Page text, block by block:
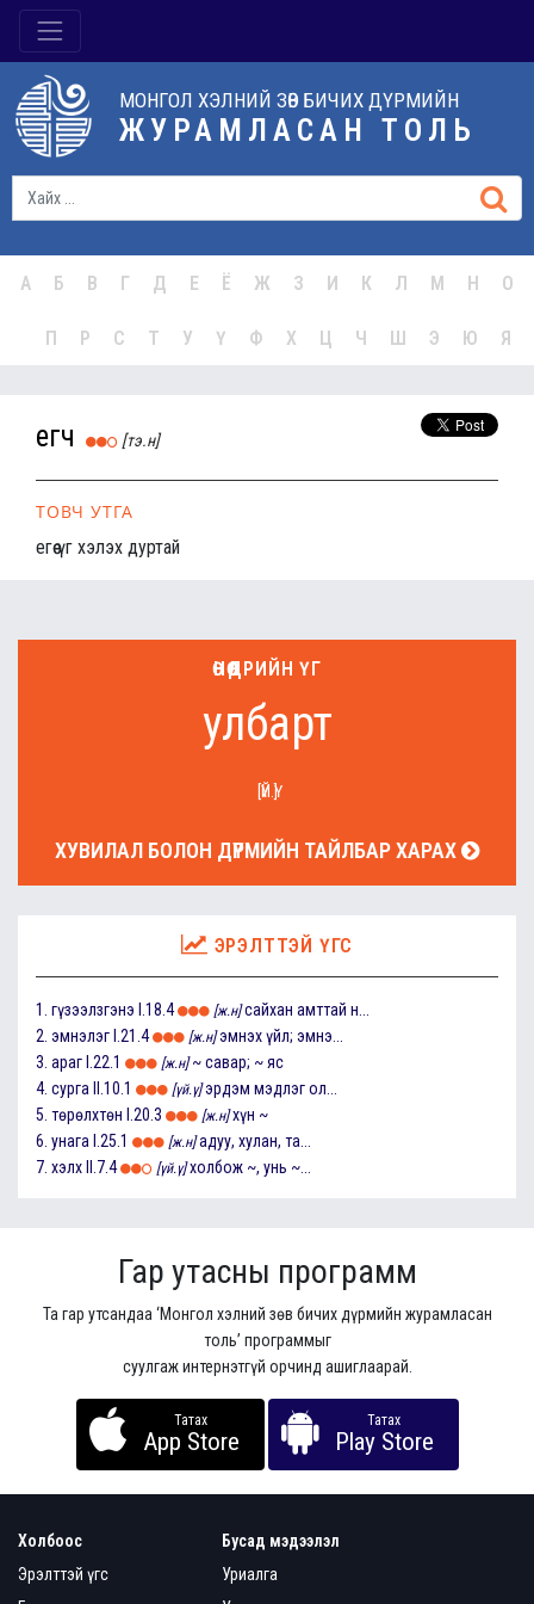
МОНГОЛ ХЭЛНИЙ ЗӨВ БИЧИХ ДҮРМИЙН
ЖУРАМЛАСАН ТОЛЬ
А Б В Г Д Е Ё Ж З И К Л М Н О
П Р С Т У Ү Ф Х Ц Ч Ш Э Ю Я
егөөч [тэ.н]
ТОВЧ УТГА
егөө үг хэлэх дуртай
ӨНӨӨДРИЙН ҮГ
улбарт
[ҮЙ.Ү]
ХУВИЛАЛ БОЛОН ДҮРМИЙН ТАЙЛБАР ХАРАХ
ЭРЭЛТТЭЙ ҮГС
1. гүзээлзгэнэ I.18.4 [ж.н] сайхан амттай н...
2. эмнэлэг I.21.4 [ж.н] эмнэх үйл; эмнэ...
3. араг I.22.1 [ж.н] ~ савар; ~ яс
4. сурга II.10.1 [үй.ү] эрдэм мэдлэг ол...
5. төрөлхтөн I.20.3 [ж.н] хүн ~
6. унага I.25.1 [ж.н] адуу, хулан, та...
7. хэлх II.7.4 [үй.ү] холбож ~, унь ~...
Гар утасны программ
Та гар утсандаа ‘Монгол хэлний зөв бичих дүрмийн журамласан
толь’ программыг
суулгаж интернэтгүй орчинд ашиглаарай.
Татах
App Store
Татах
Play Store
Холбоос
Эрэлттэй үгс
Бусад мэдээлэл
Уриалга